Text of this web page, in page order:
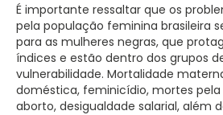
É importante ressaltar que os
pela população feminina brasileira
para as mulheres negras, que
índices e estão dentro dos grupos
vulnerabilidade. Mortalidade
doméstica, feminicídio, mortes pela
aborto, desigualdade salarial, além